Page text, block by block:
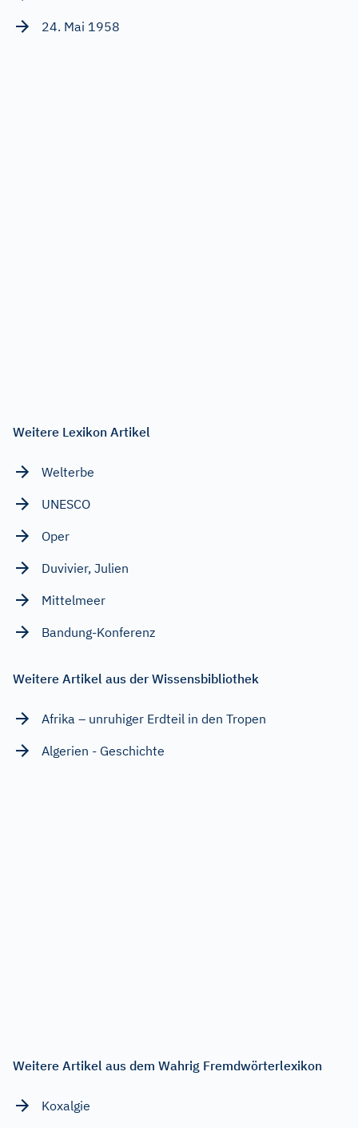
24. Mai 1958
Weitere Lexikon Artikel
Welterbe
UNESCO
Oper
Duvivier, Julien
Mittelmeer
Bandung-Konferenz
Weitere Artikel aus der Wissensbibliothek
Afrika – unruhiger Erdteil in den Tropen
Algerien - Geschichte
Weitere Artikel aus dem Wahrig Fremdwörterlexikon
Koxalgie